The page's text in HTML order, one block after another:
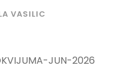
VASILIC
JUN-2026